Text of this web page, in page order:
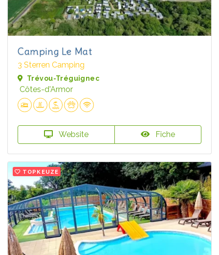
Camping Le Mat
3 Sterren Camping
Trévou-Tréguignec
Côtes-d'Armor
Website Fiche
TOPKEUZE